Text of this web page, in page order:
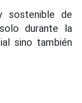
sostenible de
durante la
sino también